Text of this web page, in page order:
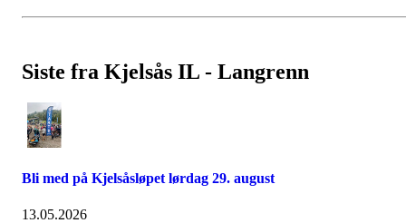
Siste fra Kjelsås IL - Langrenn
Bli med på Kjelsåsløpet lørdag 29. august
13.05.2026